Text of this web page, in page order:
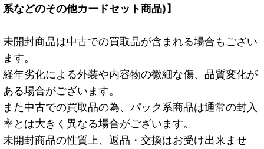
系などのその他カードセット商品)】
未開封商品は中古での買取品が含まれる場合もござい
ます。
経年劣化による外装や内容物の微細な傷、品質変化が
ある場合がございます。
また中古での買取品の為、パック系商品は通常の封入
率とは大きく異なる場合がございます。
未開封商品の性質上、返品・交換はお受け出来ませ